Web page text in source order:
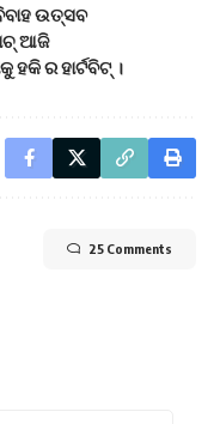
ଉତ୍ସବ
ଆଜି
ର ହାର୍ଟବିଟ୍ ।
25 Comments